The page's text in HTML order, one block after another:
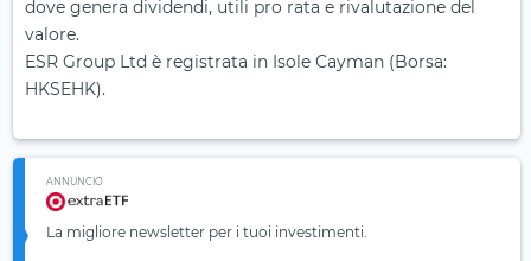
dove genera dividendi, utili pro rata e rivalutazione del
valore.
ESR Group Ltd è registrata in Isole Cayman (Borsa:
HKSEHK).
ANNUNCIO
La migliore newsletter per i tuoi investimenti.